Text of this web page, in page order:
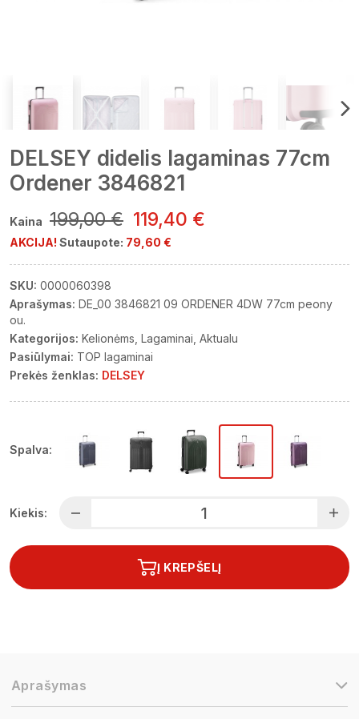
DELSEY didelis lagaminas 77cm
Ordener 3846821
Kaina 199,00 € 119,40 €
AKCIJA! Sutaupote: 79,60 €
SKU: 0000060398
Aprašymas: DE_00 3846821 09 ORDENER 4DW 77cm peony
ou.
Kategorijos: Kelionėms Lagaminai Aktualu
Pasiūlymai: TOP lagaminai
Prekės ženklas: DELSEY
Spalva:
Kiekis:
Į KREPŠELĮ
Aprašymas